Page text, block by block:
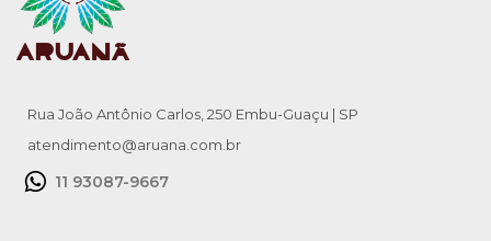
Rua João Antônio Carlos, 250 Embu-Guaçu | SP
atendimento@aruana.com.br
11 93087-9667